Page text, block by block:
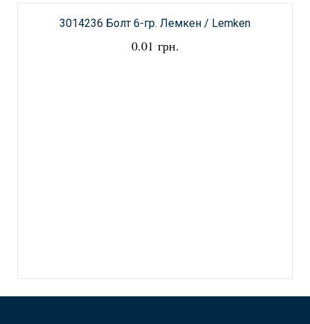
3014236 Болт 6-гр. Лемкен / Lemken
0.01 грн.